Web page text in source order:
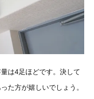
は4足ほどです。決して
た方が嬉しいでしょう。